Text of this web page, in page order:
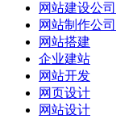
网站建设公司
网站制作公司
网站搭建
企业建站
网站开发
网页设计
网站设计